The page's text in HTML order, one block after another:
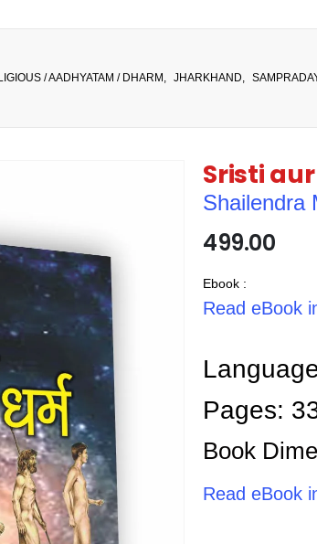
/ AADHYATAM / DHARM , JHARKHAND,
Sristi
Shailendra
499.00
Ebook :
Read eBook
Pages:
Book
Read eBook